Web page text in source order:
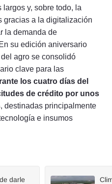
largos y, sobre todo, la
gracias a la digitalización
la demanda de
su edición aniversario
agro se consolidó
clave para las
los cuatro días del
de crédito por unos
, destinadas principalmente
e insumos
darle